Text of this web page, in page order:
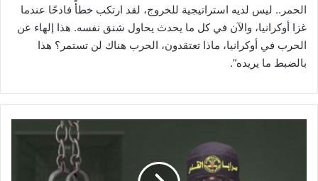
الحمر.. ليس لديه استراتيجية للخروج، لقد ارتكب خطأً فادحًا عندما
غزا أوكرانيا، والآن في كل ما يحدث يحاول شنق نفسه. هذا إلهاء عن
الحرب في أوكرانيا، ماذا تعتقدون، الحرب هناك لن تستمر؟ هذا
بالضبط ما يريده”.